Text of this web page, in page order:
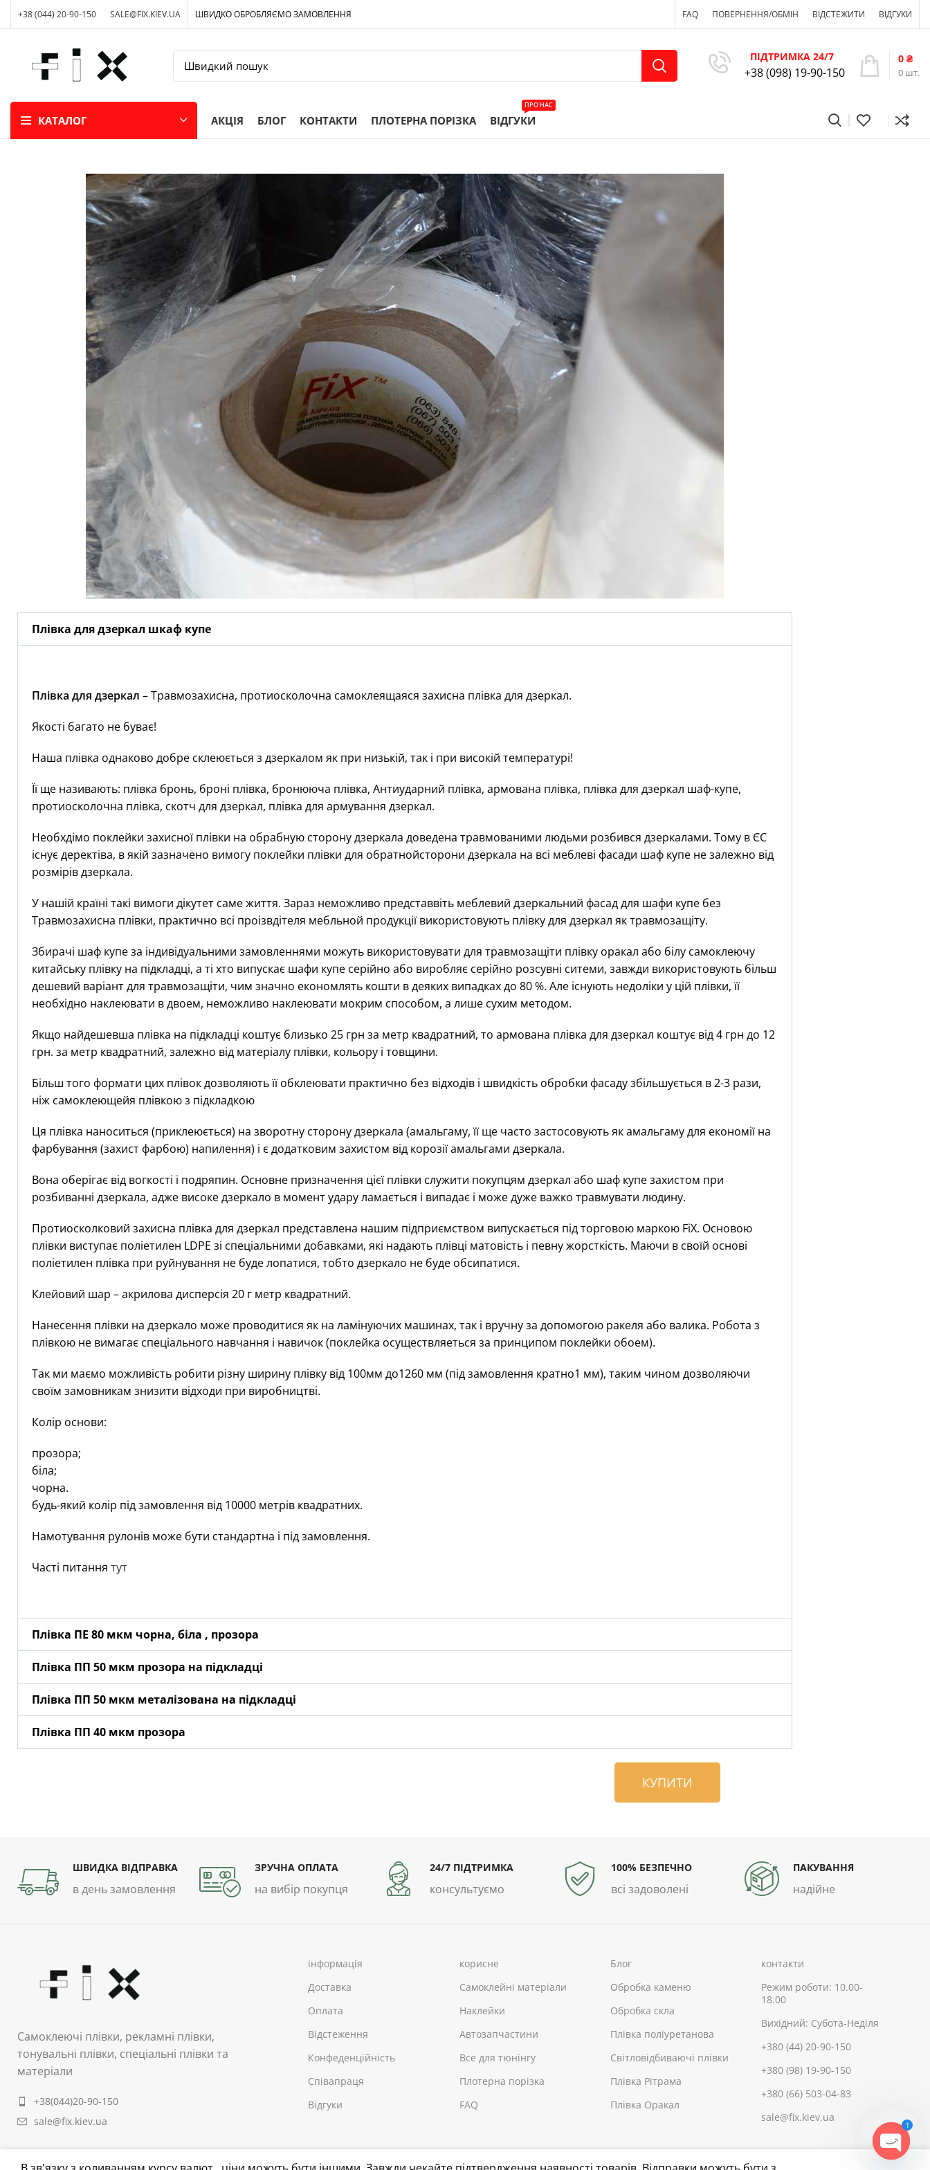
+38 (044) 20-90-150 SALE@FIX.KIEV.UA ШВИДКО ОБРОБЛЯЄМО ЗАМОВЛЕННЯ FAQ ПОВЕРНЕННЯ/ОБМІН ВІДСТЕЖИТИ ВІДГУКИ
ПІДТРИМКА 24/7
+38 (098) 19-90-150 0 шт.
0 ₴
КАТАЛОГ АКЦІЯ БЛОГ КОНТАКТИ ПЛОТЕРНА ПОРІЗКА ВІДГУКИ
ПРО НАС
Плівка для дзеркал шкаф купе
Плівка для дзеркал – Травмозахисна, протиосколочна самоклеящаяся захисна плівка для дзеркал.
Якості багато не буває!
Наша плівка однаково добре склеюється з дзеркалом як при низькій, так і при високій температурі!
Її ще називають: плівка бронь, броні плівка, бронююча плівка, Антиударний плівка, армована плівка, плівка для дзеркал шаф-купе,
протиосколочна плівка, скотч для дзеркал, плівка для армування дзеркал.
Необхдімо поклейки захисної плівки на обрабную сторону дзеркала доведена травмованими людьми розбився дзеркалами. Тому в ЄС
існує деректіва, в якій зазначено вимогу поклейки плівки для обратнойсторони дзеркала на всі меблеві фасади шаф купе не залежно від
розмірів дзеркала.
У нашій країні такі вимоги дікутет саме життя. Зараз неможливо представвіть меблевий дзеркальний фасад для шафи купе без
Травмозахисна плівки, практично всі проізвдітеля мебльной продукції використовують плівку для дзеркал як травмозащіту.
Збирачі шаф купе за індивідуальними замовленнями можуть використовувати для травмозащіти плівку оракал або білу самоклеючу
китайську плівку на підкладці, а ті хто випускає шафи купе серійно або виробляє серійно розсувні ситеми, завжди використовують більш
дешевий варіант для травмозащіти, чим значно економлять кошти в деяких випадках до 80 %. Але існують недоліки у цій плівки, її
необхідно наклеювати в двоем, неможливо наклеювати мокрим способом, а лише сухим методом.
Якщо найдешевша плівка на підкладці коштує близько 25 грн за метр квадратний, то армована плівка для дзеркал коштує від 4 грн до 12
грн. за метр квадратний, залежно від матеріалу плівки, кольору і товщини.
Більш того формати цих плівок дозволяють її обклеювати практично без відходів і швидкість обробки фасаду збільшується в 2-3 рази,
ніж самоклеющейя плівкою з підкладкою
Ця плівка наноситься (приклеюється) на зворотну сторону дзеркала (амальгаму, її ще часто застосовують як амальгаму для економії на
фарбування (захист фарбою) напилення) і є додатковим захистом від корозії амальгами дзеркала.
Вона оберігає від вогкості і подряпин. Основне призначення цієї плівки служити покупцям дзеркал або шаф купе захистом при
розбиванні дзеркала, адже високе дзеркало в момент удару ламається і випадає і може дуже важко травмувати людину.
Протиосколковий захисна плівка для дзеркал представлена ​​нашим підприємством випускається під торговою маркою FiX. Основою
плівки виступає поліетилен LDPE зі спеціальними добавками, які надають плівці матовість і певну жорсткість. Маючи в своїй основі
поліетилен плівка при руйнування не буде лопатися, тобто дзеркало не буде обсипатися.
Клейовий шар – акрилова дисперсія 20 г метр квадратний.
Нанесення плівки на дзеркало може проводитися як на ламінуючих машинах, так і вручну за допомогою ракеля або валика. Робота з
плівкою не вимагає спеціального навчання і навичок (поклейка осуществляеться за принципом поклейки обоем).
Так ми маємо можливість робити різну ширину плівку від 100мм до1260 мм (під замовлення кратно1 мм), таким чином дозволяючи
своїм замовникам знизити відходи при виробництві.
Колір основи:
прозора;
біла;
чорна.
будь-який колір під замовлення від 10000 метрів квадратних.
Намотування рулонів може бути стандартна і під замовлення.
Часті питання тут
Плівка ПЕ 80 мкм чорна, біла , прозора
Плівка ПП 50 мкм прозора на підкладці
Плівка ПП 50 мкм металізована на підкладці
Плівка ПП 40 мкм прозора
КУПИТИ
ШВИДКА ВІДПРАВКА
в день замовлення
ЗРУЧНА ОПЛАТА
на вибір покупця
24/7 ПІДТРИМКА
консультуємо
100% БЕЗПЕЧНО
всі задоволені
ПАКУВАННЯ
надійне
Самоклеючі плівки, рекламні плівки,
тонувальні плівки, спеціальні плівки та
матеріали
+38(044)20-90-150
sale@fix.kiev.ua
інформація
Доставка
Оплата
Відстеження
Конфеденційність
Співапраця
Відгуки
корисне
Самоклейні матеріали
Наклейки
Автозапчастини
Все для тюнінгу
Плотерна порізка
FAQ
Блог
Обробка каменю
Обробка скла
Плівка поліуретанова
Світловідбиваючі плівки
Плівка Рітрама
Плівка Оракал
контакти
Режим роботи: 10.00-
18.00
Вихідний: Субота-Неділя
+380 (44) 20-90-150
+380 (98) 19-90-150
+380 (66) 503-04-83
sale@fix.kiev.ua
1